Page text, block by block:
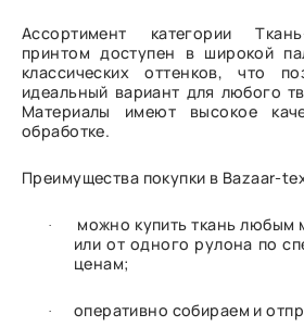
Ассортимент категории
принтом доступен в широкой
классических оттенков, что
идеальный вариант для любого
Материалы имеют высокое
обработке.
Преимущества покупки в Bazaar-
·
можно купить ткань любым
или от одного рулона по
ценам;
· оперативно собираем и